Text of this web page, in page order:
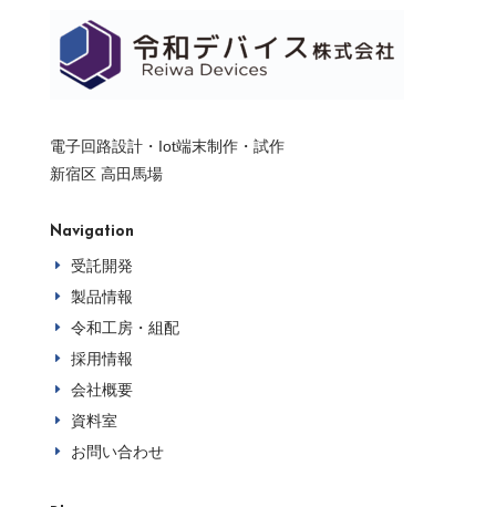
電子回路設計・Iot端末制作・試作
新宿区 高田馬場
Navigation
E 受託開発
E 製品情報
E 令和工房・組配
E 採用情報
E 会社概要
E 資料室
E お問い合わせ